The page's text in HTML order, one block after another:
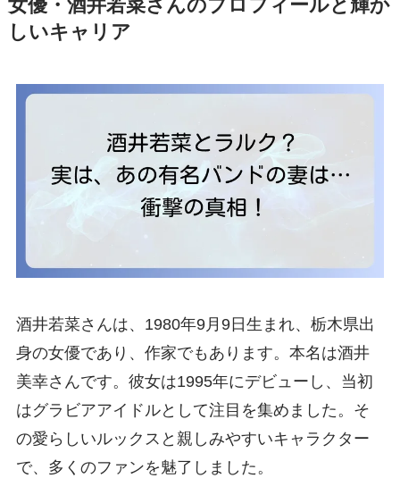
女優・酒井若菜さんのプロフィールと輝か
しいキャリア
酒井若菜さんは、1980年9月9日生まれ、栃木県出
身の女優であり、作家でもあります。本名は酒井
美幸さんです。彼女は1995年にデビューし、当初
はグラビアアイドルとして注目を集めました。そ
の愛らしいルックスと親しみやすいキャラクター
で、多くのファンを魅了しました。